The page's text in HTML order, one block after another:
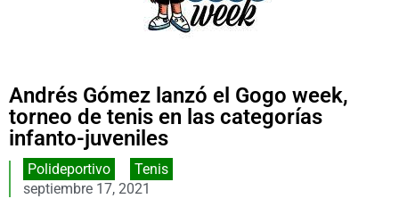
Andrés Gómez lanzó el Gogo week,
torneo de tenis en las categorías
infanto-juveniles
Polideportivo
Tenis
septiembre 17, 2021